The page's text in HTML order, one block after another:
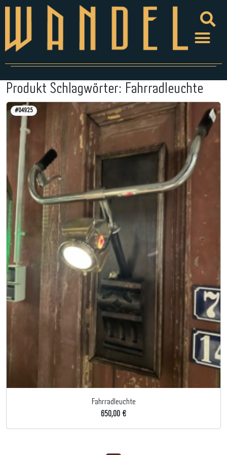
Produkt Schlagwörter: Fahrradleuchte
#04925
Fahrradleuchte
650,00 €